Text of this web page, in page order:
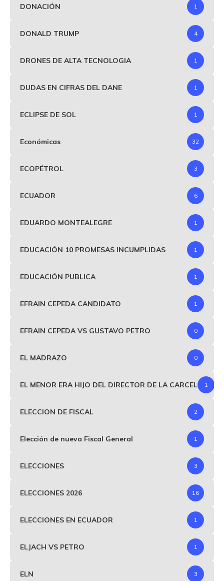
DONACIÓN 1
DONALD TRUMP 4
DRONES DE ALTA TECNOLOGIA 1
DUDAS EN CIFRAS DEL DANE 1
ECLIPSE DE SOL 1
Económicas 32
ECOPÉTROL 3
ECUADOR 6
EDUARDO MONTEALEGRE 1
EDUCACIÓN 10 PROMESAS INCUMPLIDAS 1
EDUCACIÓN PUBLICA 1
EFRAIN CEPEDA CANDIDATO 1
EFRAIN CEPEDA VS GUSTAVO PETRO 0
EL MADRAZO 0
EL MENOR ERA HIJO DEL DIRECTOR DE LA CARCEL 1
ELECCION DE FISCAL 2
Elección de nueva Fiscal General 1
ELECCIONES 3
ELECCIONES 2026 16
ELECCIONES EN ECUADOR 1
ELJACH VS PETRO 1
ELN 3